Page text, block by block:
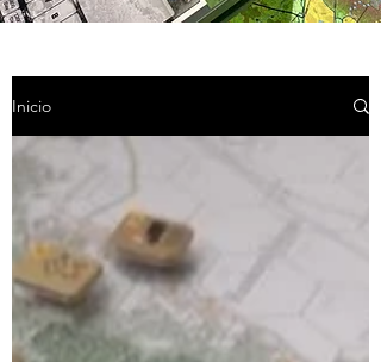
Inicio